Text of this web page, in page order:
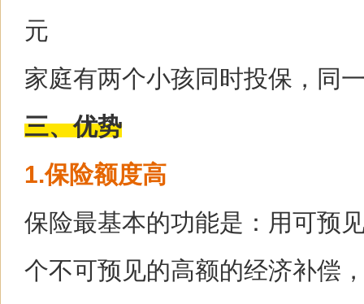
元
家庭有两个小孩同时投保，同
三、优势
1.保险额度高
保险最基本的功能是：用可预
个不可预见的高额的经济补偿